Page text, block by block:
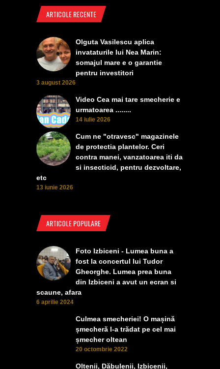
ARTICOLE RECENTE
Olguta Vasilescu aplica
invataturile lui Nea Marin:
somajul mare e o garantie
pentru investitori
3 august 2026
Video Cea mai tare smecherie e
urmatoarea ........
14 iulie 2026
Cum ne "otravesc" magazinele
de protectia plantelor. Ceri
contra manei, vanzatoarea iti da
si insecticid, pentru dezvoltare,
etc
13 iunie 2026
ARTICOLE POPULARE
Foto Izbiceni - Lumea buna a
fost la concertul lui Tudor
Gheorghe. Lumea prea buna
din Izbiceni a avut un ecran si
scaune, afara
6 aprilie 2024
Culmea smecheriei! O mașină
șmecheră l-a trădat pe cel mai
șmecher oltean
20 octombrie 2022
Oltenii, Dăbulenii, Izbicenii,